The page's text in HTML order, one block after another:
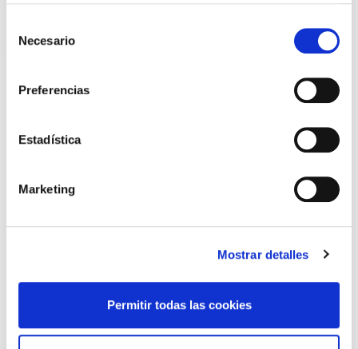
Necesario
Preferencias
Estadística
Marketing
Mostrar detalles
Permitir todas las cookies
REFORMA DE LAS MUTUALIDADES ALTERNATIVAS Y LA
PASARELA AL RETA
EL COLEGIO MÉDICO DE OURENSE CONVOCA EL I CERTAMEN
DE CASOS CLÍNICOS PARA MÉDICOS INTERNOS RESIDENTES
TRÁFICO SUPRIME LAS EXENCIONES MÉDICAS PARA EL USO
EL AUMENTO DE PRIMAS A MUFACE NO MEJORA LAS
URGENCIAS DEL CHUO
INFORME SOBRE LA CONSOLIDACIÓN DE GRADO A LAS/LOS
COLEGIADAS/OS EN ACTIVO QUE HAN EJERCIDO O EJERCEN